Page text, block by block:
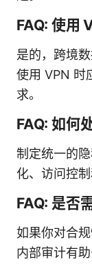
FAQ: 使用
是的，跨境
使用 VPN 时
求。
FAQ: 如何
制定统一的
化、访问控
FAQ: 是否
如果你对合
内部审计有